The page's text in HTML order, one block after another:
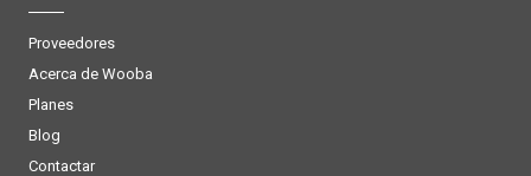
Proveedores
Acerca de Wooba
Planes
Blog
Contactar